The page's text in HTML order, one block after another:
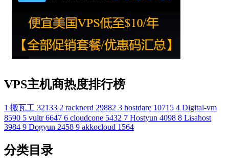
VPS主机商热度排行榜
1 搬瓦工 32133 2 racknerd 29882 3 hostdare 10715 4 Digital-vm
8590 5 vultr 6647 6 cloudcone 5432 7 Hostyun 4098 8 Lisahost
3984 9 Dogyun 2458 9 akkocloud 1564
分类目录